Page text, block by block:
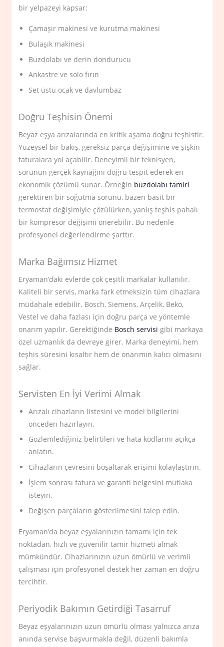
bir yelpazeyi kapsar:
Çamaşır makinesi ve kurutma makinesi
Bulaşık makinesi
Buzdolabı ve derin dondurucu
Ankastre ve solo fırın
Set üstü ocak ve davlumbaz
Doğru Teşhisin Önemi
Beyaz eşya arızalarında en kritik aşama doğru teşhistir.
Yüzeysel bir bakış, gereksiz parça değişimine ve şişkin
faturalara yol açabilir. Deneyimli bir teknisyen,
sorunun gerçek kaynağını doğru tespit ederek en
ekonomik çözümü sunar. Örneğin buzdolabı tamiri
gerektiren bir soğutma sorunu, bazen basit bir
termostat değişimiyle çözülürken, yanlış teşhis pahalı
bir kompresör değişimi önerebilir. Bu nedenle
profesyonel değerlendirme şarttır.
Marka Bağımsız Hizmet
Eryaman’daki evlerde çok çeşitli markalar kullanılır.
Kaliteli bir servis, marka fark etmeksizin tüm cihazlara
müdahale edebilir. Bosch, Siemens, Arçelik, Beko,
Vestel ve daha fazlası için doğru parça ve yöntemle
onarım yapılır. Gerektiğinde Bosch servisi gibi markaya
özel uzmanlık da devreye girer. Marka deneyimi, hem
teşhis süresini kısaltır hem de onarımın kalıcı olmasını
sağlar.
Servisten En İyi Verimi Almak
Arızalı cihazların listesini ve model bilgilerini
önceden hazırlayın.
Gözlemlediğiniz belirtileri ve hata kodlarını açıkça
anlatın.
Cihazların çevresini boşaltarak erişimi kolaylaştırın.
İşlem sonrası fatura ve garanti belgesini mutlaka
isteyin.
Değişen parçaların gösterilmesini talep edin.
Eryaman’da beyaz eşyalarınızın tamamı için tek
noktadan, hızlı ve güvenilir tamir hizmeti almak
mümkündür. Cihazlarınızın uzun ömürlü ve verimli
çalışması için profesyonel destek her zaman en doğru
tercihtir.
Periyodik Bakımın Getirdiği Tasarruf
Beyaz eşyalarınızın uzun ömürlü olması yalnızca arıza
anında servise başvurmakla değil, düzenli bakımla